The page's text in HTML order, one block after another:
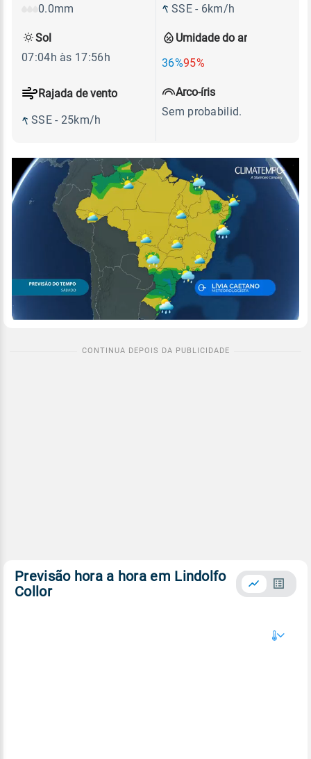
0.0mm
Umidade do ar
36%95%
SSE - 6km/h
Rajada de vento
SSE - 25km/h
Sol
07:04h às 17:56h
Arco-íris
Sem probabilid.
Previsão hora a hora em Lindolfo
Collor